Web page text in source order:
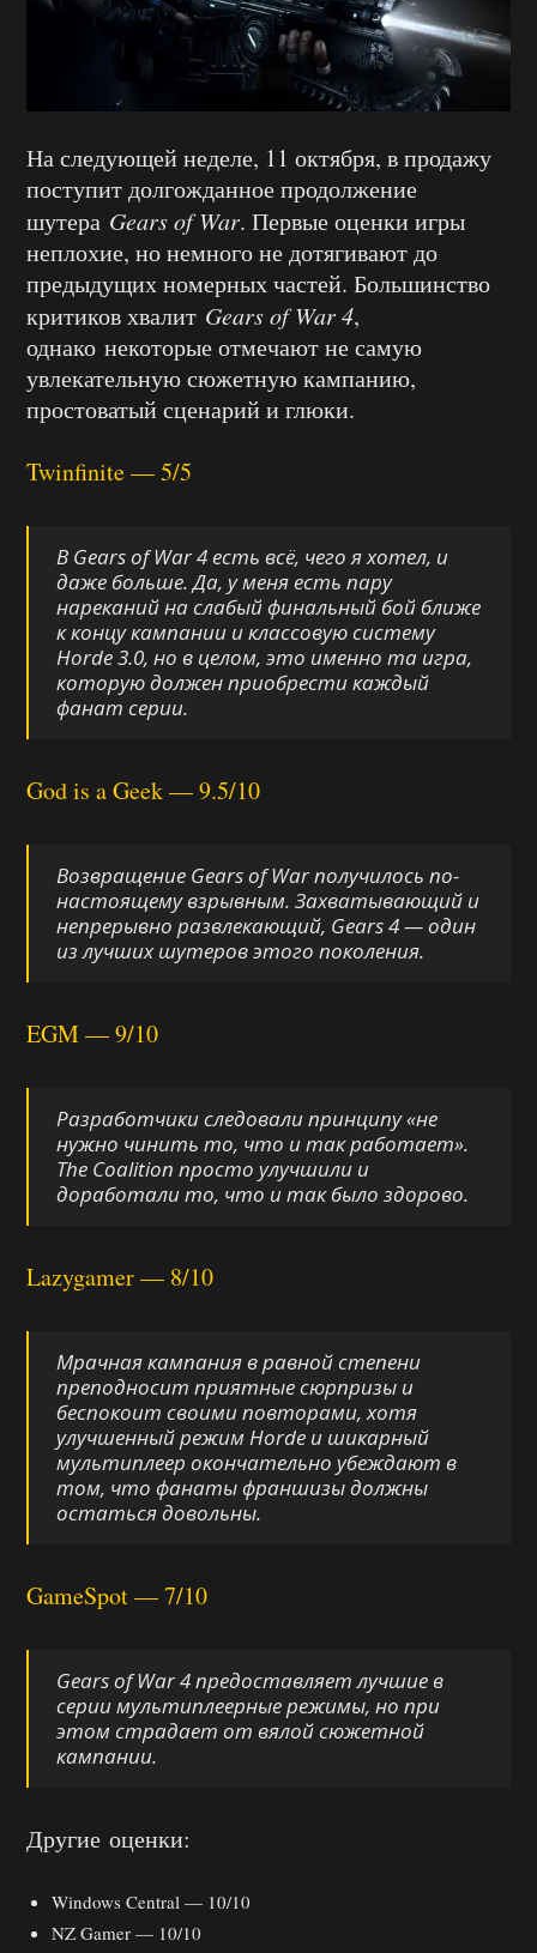
На следующей неделе, 11 октября, в продажу
поступит долгожданное продолжение
шутера Gears of War. Первые оценки игры
неплохие, но немного не дотягивают до
предыдущих номерных частей. Большинство
критиков хвалит Gears of War 4,
однако некоторые отмечают не самую
увлекательную сюжетную кампанию,
простоватый сценарий и глюки.
Twinfinite — 5/5
В Gears of War 4 есть всё, чего я хотел, и
даже больше. Да, у меня есть пару
нареканий на слабый финальный бой ближе
к концу кампании и классовую систему
Horde 3.0, но в целом, это именно та игра,
которую должен приобрести каждый
фанат серии.
God is a Geek — 9.5/10
Возвращение Gears of War получилось по-
настоящему взрывным. Захватывающий и
непрерывно развлекающий, Gears 4 — один
из лучших шутеров этого поколения.
EGM — 9/10
Разработчики следовали принципу «не
нужно чинить то, что и так работает».
The Coalition просто улучшили и
доработали то, что и так было здорово.
Lazygamer — 8/10
Мрачная кампания в равной степени
преподносит приятные сюрпризы и
беспокоит своими повторами, хотя
улучшенный режим Horde и шикарный
мультиплеер окончательно убеждают в
том, что фанаты франшизы должны
остаться довольны.
GameSpot — 7/10
Gears of War 4 предоставляет лучшие в
серии мультиплеерные режимы, но при
этом страдает от вялой сюжетной
кампании.
Другие оценки:
Windows Central — 10/10
NZ Gamer — 10/10